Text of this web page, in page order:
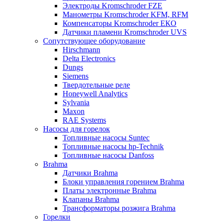
Электроды Kromschroder FZE
Манометры Kromschroder KFM, RFM
Компенсаторы Kromschroder ЕКО
Датчики пламени Kromschroder UVS
Сопутствующее оборудование
Hirschmann
Delta Electronics
Dungs
Siemens
Твердотельные реле
Honeywell Analytics
Sylvania
Maxon
RAE Systems
Насосы для горелок
Топливные насосы Suntec
Топливные насосы hp-Technik
Топливные насосы Danfoss
Brahma
Датчики Brahma
Блоки управления горением Brahma
Платы электронные Brahma
Клапаны Brahma
Трансформаторы розжига Brahma
Горелки